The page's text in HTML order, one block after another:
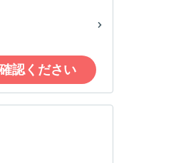
認ください